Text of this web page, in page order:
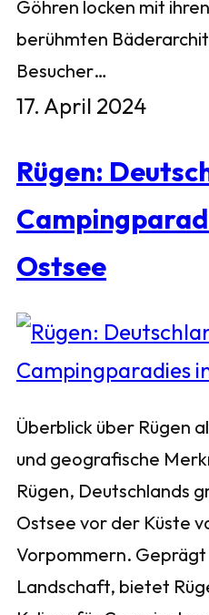
Göhren locken mit
berühmten
Besucher…
17. April 2024
Rügen:
Ostsee
Überblick über Rügen
und geografische
Rügen, Deutschlands
Ostsee vor der Küste
Vorpommern.
Landschaft, bietet